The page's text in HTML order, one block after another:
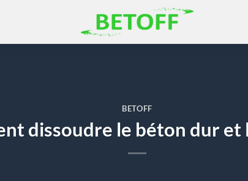
BETOFF
dissoudre le béton dur et